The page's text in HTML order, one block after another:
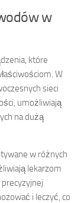
w
które
W
sieci
umożliwiają
na dużą
w różnych
lekarzom
precyzyjnej
i leczyć, co